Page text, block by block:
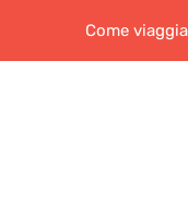
Come